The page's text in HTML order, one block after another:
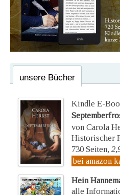
unsere Bücher
Kindle E-
von Carola
Historischer
730 Seiten,
bei amazon
Hein
alle